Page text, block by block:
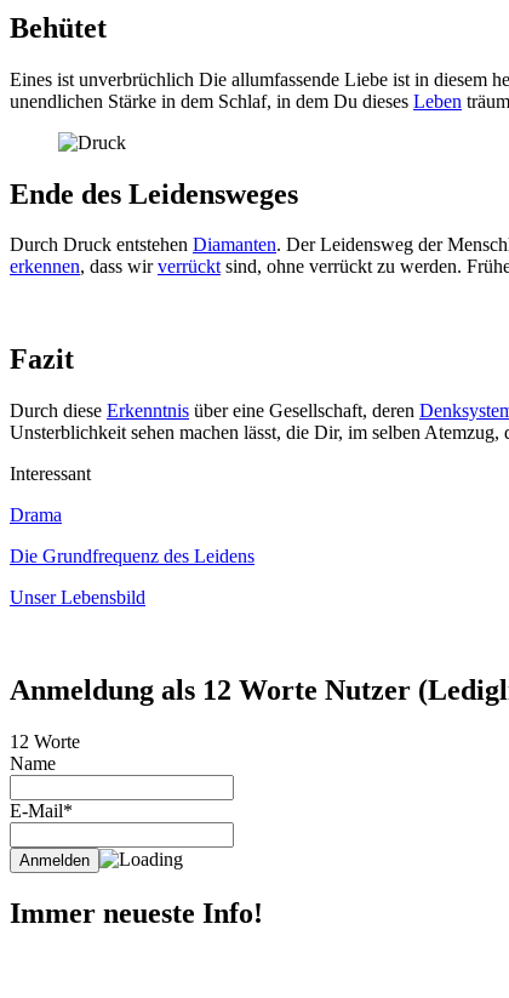
Behütet
Eines ist unverbrüchlich Die allumfassende Liebe ist in diesem
unendlichen Stärke in dem Schlaf, in dem Du dieses Leben
Ende des Leidensweges
Durch Druck entstehen Diamanten. Der Leidensweg der
erkennen, dass wirverrücktsind, ohne verrückt zu werden.
Fazit
Durch diese Erkenntnis über eine Gesellschaft, deren
Unsterblichkeit sehen machen lässt, die Dir, im selben Atemzug,
Interessant
Drama
Die Grundfrequenz des Leidens
Unser Lebensbild
Anmeldung als 12 Worte Nutzer
12 Worte
Name
E-Mail*
Immer neueste Info!